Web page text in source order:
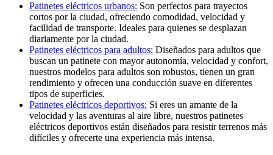
Patinetes eléctricos urbanos: Son perfectos para trayectos
cortos por la ciudad, ofreciendo comodidad, velocidad y
facilidad de transporte. Ideales para quienes se desplazan
diariamente por la ciudad.
Patinetes eléctricos para adultos: Diseñados para adultos que
buscan un patinete con mayor autonomía, velocidad y confort,
nuestros modelos para adultos son robustos, tienen un gran
rendimiento y ofrecen una conducción suave en diferentes
tipos de superficies.
Patinetes eléctricos deportivos: Si eres un amante de la
velocidad y las aventuras al aire libre, nuestros patinetes
eléctricos deportivos están diseñados para resistir terrenos más
difíciles y ofrecerte una experiencia más intensa.